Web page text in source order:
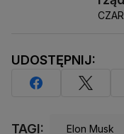
UDOSTĘPNIJ:
TAGI: Elon Musk